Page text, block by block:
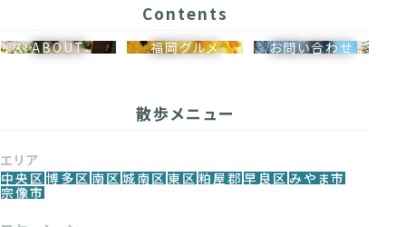
Contents
ABOUT 福岡グルメ お問い合わせ
散歩メニュー
エリア
中央区博多区南区城南区東区粕屋郡早良区みやま市
宗像市